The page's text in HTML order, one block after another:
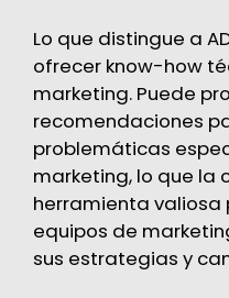
Lo que distingue a
ofrecer know-how
marketing. Puede
recomendaciones
problemáticas
marketing, lo que la
herramienta valiosa
equipos de
sus estrategias y